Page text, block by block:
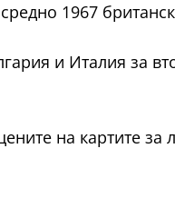
1967
и Италия за
на картите